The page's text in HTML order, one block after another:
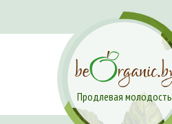
Продлевая молодость